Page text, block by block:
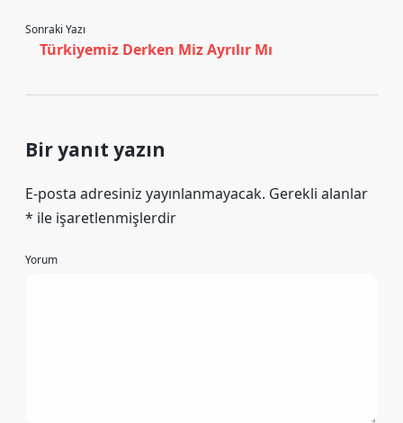
Sonraki Yazı
Türkiyemiz Derken Miz Ayrılır Mı
Bir yanıt yazın
E-posta adresiniz yayınlanmayacak. Gerekli alanlar
* ile işaretlenmişlerdir
Yorum